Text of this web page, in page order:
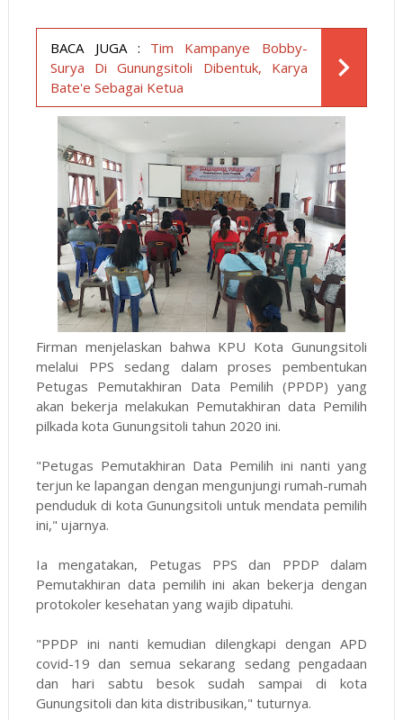
BACA JUGA :
Tim Kampanye Bobby-
Surya Di Gunungsitoli Dibentuk, Karya
Bate'e Sebagai Ketua
Firman menjelaskan bahwa KPU Kota Gunungsitoli
melalui PPS sedang dalam proses pembentukan
Petugas Pemutakhiran Data Pemilih (PPDP) yang
akan bekerja melakukan Pemutakhiran data Pemilih
pilkada kota Gunungsitoli tahun 2020 ini.
"Petugas Pemutakhiran Data Pemilih ini nanti yang
terjun ke lapangan dengan mengunjungi rumah-rumah
penduduk di kota Gunungsitoli untuk mendata pemilih
ini," ujarnya.
Ia mengatakan, Petugas PPS dan PPDP dalam
Pemutakhiran data pemilih ini akan bekerja dengan
protokoler kesehatan yang wajib dipatuhi.
"PPDP ini nanti kemudian dilengkapi dengan APD
covid-19 dan semua sekarang sedang pengadaan
dan hari sabtu besok sudah sampai di kota
Gunungsitoli dan kita distribusikan," tuturnya.